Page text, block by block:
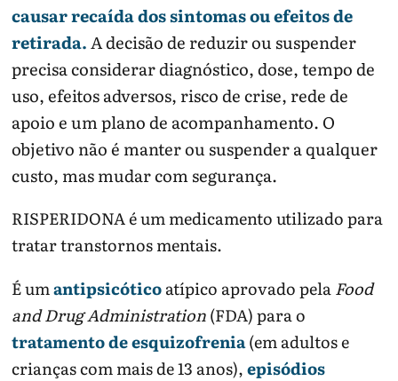
causar recaída dos sintomas ou efeitos de
retirada.A decisão de reduzir ou suspender
precisa considerar diagnóstico, dose, tempo de
uso, efeitos adversos, risco de crise, rede de
apoio e um plano de acompanhamento. O
objetivo não é manter ou suspender a qualquer
custo, mas mudar com segurança.
RISPERIDONA é um medicamento utilizado para
tratar transtornos mentais.
É umantipsicóticoatípico aprovado pelaFood
and Drug Administration(FDA) para o
tratamento de esquizofrenia(em adultos e
crianças com mais de 13 anos),episódios